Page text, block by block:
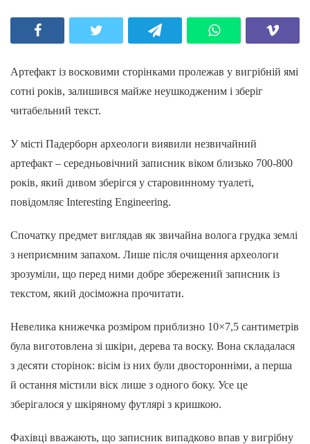
Артефакт із восковими сторінками пролежав у вигрібній ямі
сотні років, залишився майже неушкодженим і зберіг
читабельний текст.
У місті Падерборн археологи виявили незвичайний
артефакт – середньовічний записник віком близько 700-800
років, який дивом зберігся у старовинному туалеті,
повідомляє Interesting Engineering.
Спочатку предмет виглядав як звичайна волога грудка землі
з неприємним запахом. Лише після очищення археологи
зрозуміли, що перед ними добре збережений записник із
текстом, який досіможна прочитати.
Невелика книжечка розміром приблизно 10×7,5 сантиметрів
була виготовлена зі шкіри, дерева та воску. Вона складалася
з десяти сторінок: вісім із них були двосторонніми, а перша
й остання містили віск лише з одного боку. Усе це
зберігалося у шкіряному футлярі з кришкою.
Фахівці вважають, що записник випадково впав у вигрібну